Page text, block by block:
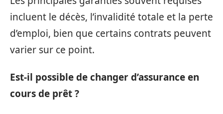
incluent le décès, l’invalidité totale et la perte
d’emploi, bien que certains contrats peuvent
varier sur ce point.
Est-il possible de changer d’assurance en
cours de prêt ?